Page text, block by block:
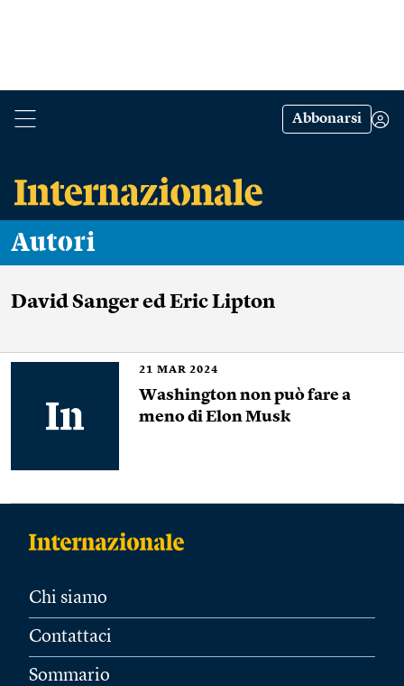
Abbonarsi
Autori
David Sanger ed Eric Lipton
21 MAR 2024
Washington non può fare a
meno di Elon Musk
Chi siamo
Contattaci
Sommario